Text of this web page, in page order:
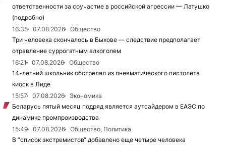
ответственности за соучастие в российской агрессии — Латушко
(подробно)
16:35
07.08.2026
Общество
Три человека скончалось в Быхове — следствие предполагает
отравление суррогатным алкоголем
16:21
07.08.2026
Общество
14-летний школьник обстрелял из пневматического пистолета
киоск в Лиде
15:57
07.08.2026
Экономика
Беларусь пятый месяц подряд является аутсайдером в ЕАЭС по
динамике промпроизводства
15:49
07.08.2026
Общество, Политика
В “список экстремистов“ добавлено еще четыре человека